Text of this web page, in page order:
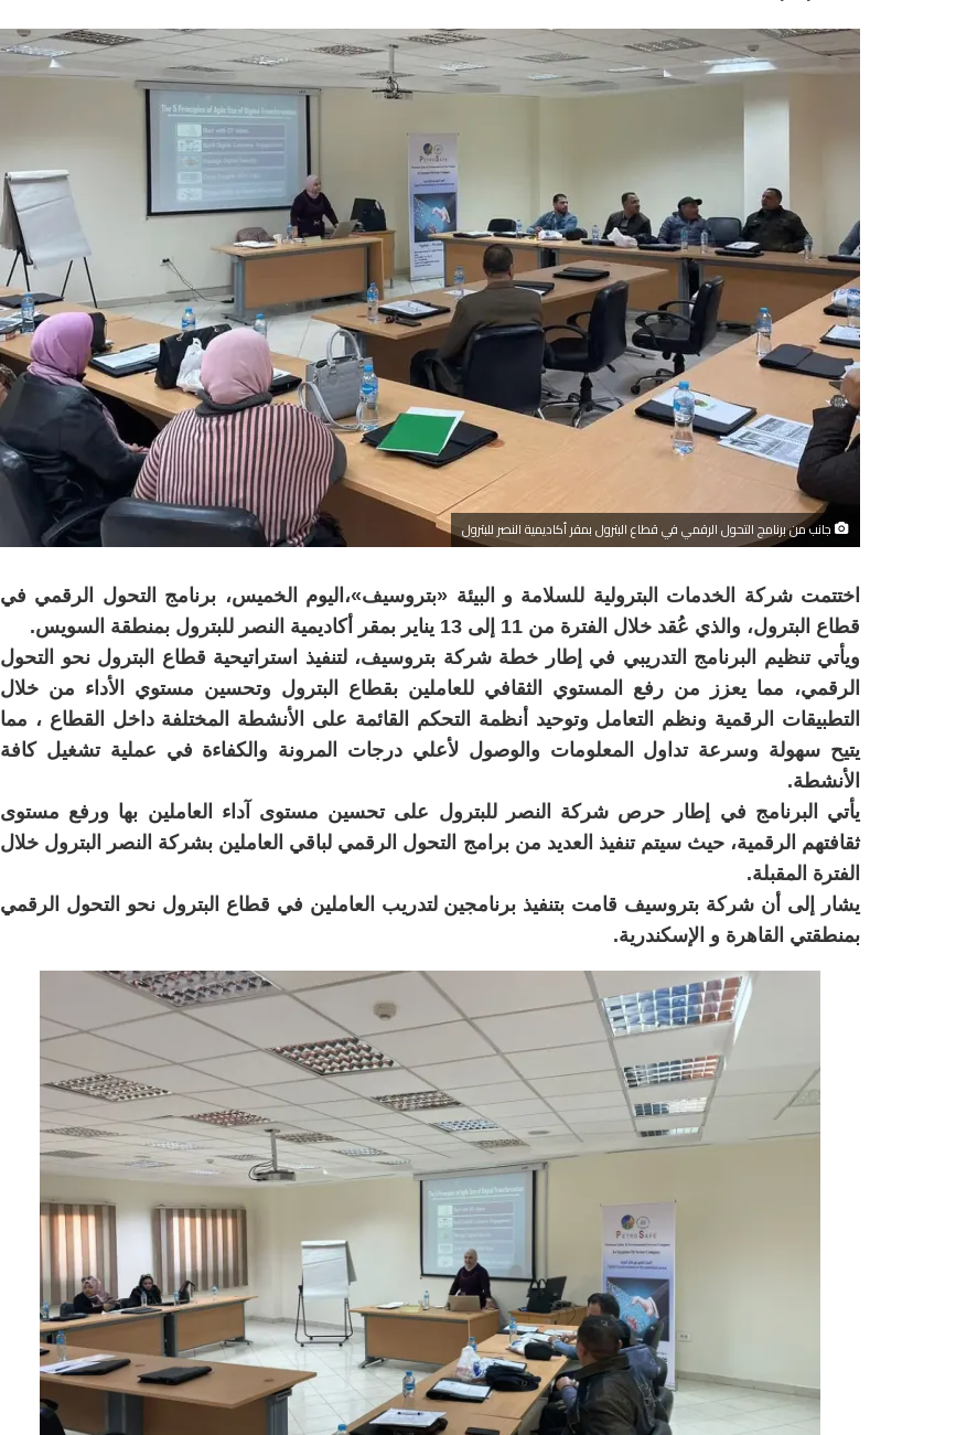
جانب من برنامج التحول الرقمي في قطاع البترول بمقر أكاديمية النصر للبترول
اختتمت شركة الخدمات البترولية للسلامة و البيئة «بتروسيف»،اليوم الخميس، برنامج التحول الرقمي في
قطاع البترول، والذي عُقد خلال الفترة من 11 إلى 13 يناير بمقر أكاديمية النصر للبترول بمنطقة السويس.
ويأتي تنظيم البرنامج التدريبي في إطار خطة شركة بتروسيف، لتنفيذ استراتيحية قطاع البترول نحو التحول
الرقمي، مما يعزز من رفع المستوي الثقافي للعاملين بقطاع البترول وتحسين مستوي الأداء من خلال
التطبيقات الرقمية ونظم التعامل وتوحيد أنظمة التحكم القائمة على الأنشطة المختلفة داخل القطاع ، مما
يتيح سهولة وسرعة تداول المعلومات والوصول لأعلي درجات المرونة والكفاءة في عملية تشغيل كافة
الأنشطة.
يأتي البرنامج في إطار حرص شركة النصر للبترول على تحسين مستوى آداء العاملين بها ورفع مستوى
ثقافتهم الرقمية، حيث سيتم تنفيذ العديد من برامج التحول الرقمي لباقي العاملين بشركة النصر البترول خلال
الفترة المقبلة.
يشار إلى أن شركة بتروسيف قامت بتنفيذ برنامجين لتدريب العاملين في قطاع البترول نحو التحول الرقمي
بمنطقتي القاهرة و الإسكندرية.